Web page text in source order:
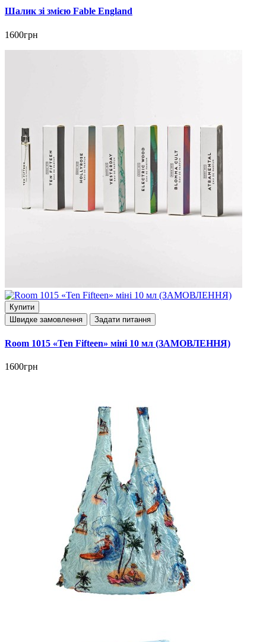
Шалик зі змією Fable England
1600грн
Купити
Швидке замовлення
Задати питання
Room 1015 «Ten Fifteen» міні 10 мл (ЗАМОВЛЕННЯ)
1600грн